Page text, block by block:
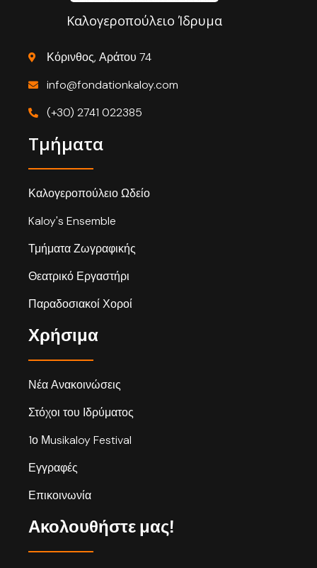
Καλογεροπούλειο Ίδρυμα
Κόρινθος, Αράτου 74
info@fondationkaloy.com
(+30) 2741 022385
Τμήματα
Καλογεροπούλειο Ωδείο
Kaloy's Ensemble
Τμήματα Ζωγραφικής
Θεατρικό Εργαστήρι
Παραδοσιακοί Χοροί
Χρήσιμα
Νέα Ανακοινώσεις
Στόχοι του Ιδρύματος
1ο Μusikaloy Festival
Εγγραφές
Επικοινωνία
Ακολουθήστε μας!